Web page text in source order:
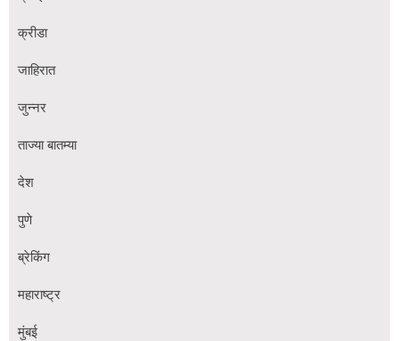
क्रीडा
जाहिरात
जुन्नर
ताज्या बातम्या
देश
पुणे
ब्रेकिंग
महाराष्ट्र
मुंबई